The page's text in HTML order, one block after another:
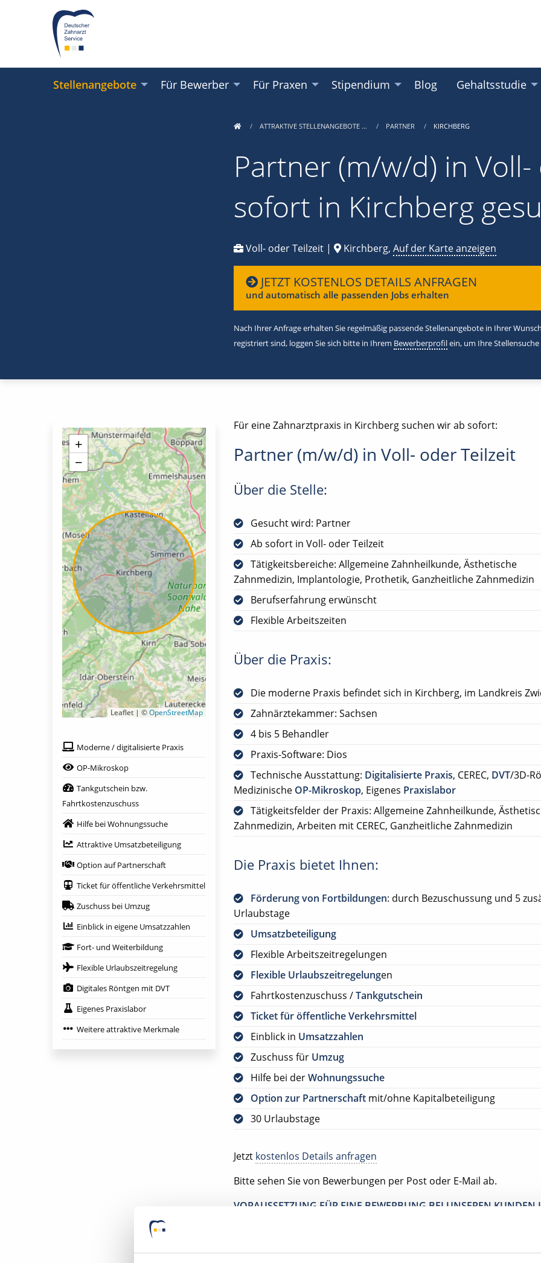
Stellenangebote Für Bewerber Für Praxen Stipendium Blog Gehaltsstudie
ATTRAKTIVE STELLENANGEBOTE … PARTNER KIRCHBERG
Partner (m/w/d) in
sofort in Kirchberg
Voll- oder Teilzeit | Kirchberg, Auf der Karte anzeigen
JETZT KOSTENLOS DETAILS ANFRAGEN
und automatisch alle passenden Jobs erhalten
Nach Ihrer Anfrage erhalten Sie regelmäßig passende Stellenangebote in Ihrer
registriert sind, loggen Sie sich bitte in Ihrem Bewerberprofilein, um Ihre
Für eine Zahnarztpraxis in Kirchberg suchen wir ab sofort:
Partner (m/w/d) in Voll- oder Teilzeit
Über die Stelle:
Gesucht wird: Partner
Ab sofort in Voll- oder Teilzeit
Tätigkeitsbereiche: Allgemeine Zahnheilkunde, Ästhetische
Zahnmedizin, Implantologie, Prothetik, Ganzheitliche Zahnmedizin
Berufserfahrung erwünscht
Flexible Arbeitszeiten
Über die Praxis:
Die moderne Praxis befindet sich in Kirchberg, im Landkreis
Zahnärztekammer: Sachsen
4 bis 5 Behandler
Praxis-Software: Dios
Technische Ausstattung: Digitalisierte Praxis, CEREC, DVT/3D-
Medizinische OP-Mikroskop, Eigenes Praxislabor
Tätigkeitsfelder der Praxis: Allgemeine Zahnheilkunde,
Zahnmedizin, Arbeiten mit CEREC, Ganzheitliche Zahnmedizin
Die Praxis bietet Ihnen:
Förderung von Fortbildungen: durch Bezuschussung und 5
Urlaubstage
Umsatzbeteiligung
Flexible Arbeitszeitregelungen
Flexible Urlaubszeitregelungen
Fahrtkostenzuschuss /Tankgutschein
Ticket für öffentliche Verkehrsmittel
Einblick in Umsatzzahlen
Zuschuss für Umzug
Hilfe bei derWohnungssuche
Option zur Partnerschaft mit/ohne Kapitalbeteiligung
30 Urlaubstage
Jetzt kostenlos Details anfragen
Bitte sehen Sie von Bewerbungen per Post oder E-Mail ab.
VORAUSSETZUNG FÜR EINE BEWERBUNG BEI UNSEREN KUNDEN
+
−
Leaflet | ©OpenStreetMap
Moderne / digitalisierte Praxis
OP-Mikroskop
Tankgutschein bzw.
Fahrtkostenzuschuss
Hilfe bei Wohnungssuche
Attraktive Umsatzbeteiligung
Option auf Partnerschaft
Ticket für öffentliche Verkehrsmittel
Zuschuss bei Umzug
Einblick in eigene Umsatzzahlen
Fort- und Weiterbildung
Flexible Urlaubszeitregelung
Digitales Röntgen mit DVT
Eigenes Praxislabor
Weitere attraktive Merkmale